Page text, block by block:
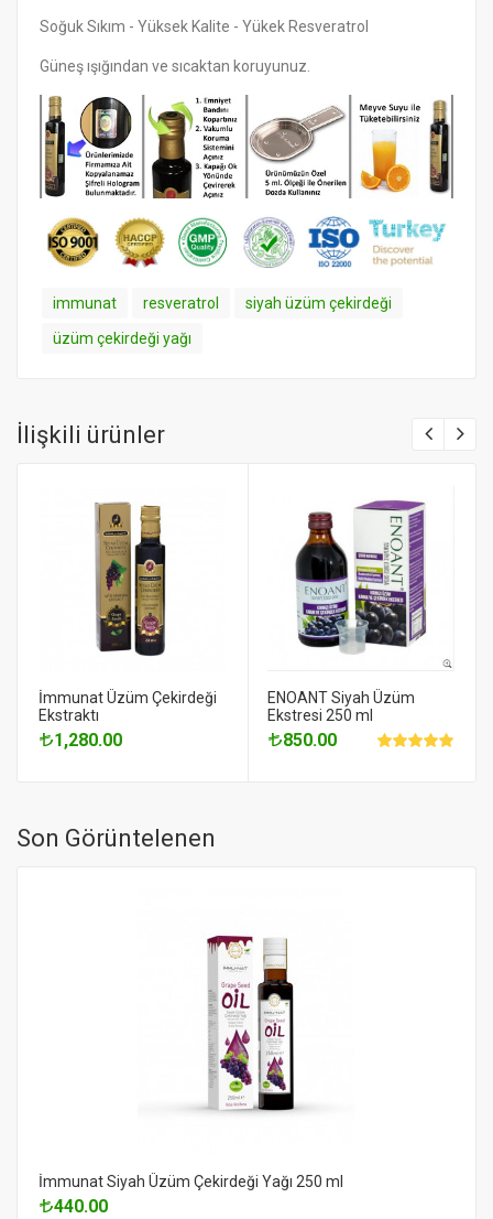
Soğuk Sıkım - Yüksek Kalite - Yükek Resveratrol
Güneş ışığından ve sıcaktan koruyunuz.
immunat resveratrol
siyah üzüm çekirdeği
üzüm çekirdeği yağı
İlişkili ürünler
İmmunat Üzüm Çekirdeği
Ekstraktı
1,280.00
ENOANT Siyah Üzüm
Ekstresi 250 ml
850.00
Son Görüntelenen
İmmunat Siyah Üzüm Çekirdeği Yağı 250 ml
440.00